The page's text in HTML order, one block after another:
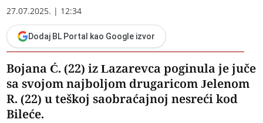
27.07.2025. | 12:34
Dodaj BL Portal kao Google izvor
Bojana Ć. (22) iz Lazarevca poginula je juče
sa svojom najboljom drugaricom Jelenom
R. (22) u teškoj saobraćajnoj nesreći kod
Bileće.